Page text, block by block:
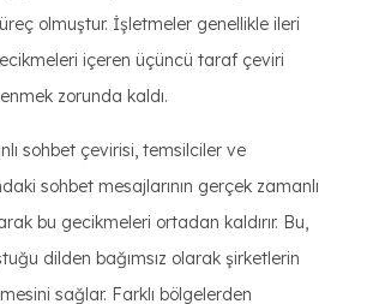
olmuştur. İşletmeler genellikle ileri
içeren üçüncü taraf çeviri
zorunda kaldı.
sohbet çevirisi, temsilciler ve
sohbet mesajlarının gerçek zamanlı
bu gecikmeleri ortadan kaldırır. Bu,
dilden bağımsız olarak şirketlerin
sağlar. Farklı bölgelerden